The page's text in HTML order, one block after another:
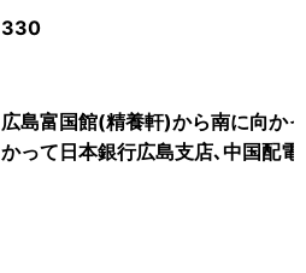
330
広島富国館(精養軒)から南に向か
かって日本銀行広島支店､中国配